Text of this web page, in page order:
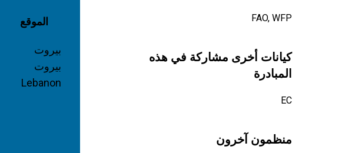
FAO, WFP
كيانات أخرى مشاركة في هذه
المبادرة
EC
منظمون آخرون
الموقع
بيروت
بيروت
Lebanon